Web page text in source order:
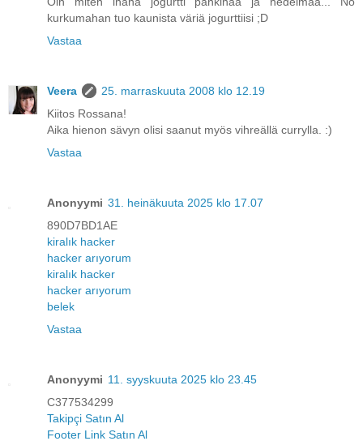
kurkumahan tuo kaunista väriä jogurttiisi ;D
Vastaa
Veera
25. marraskuuta 2008 klo 12.19
Kiitos Rossana!
Aika hienon sävyn olisi saanut myös vihreällä currylla. :)
Vastaa
Anonyymi 31. heinäkuuta 2025 klo 17.07
890D7BD1AE
kiralık hacker
hacker arıyorum
kiralık hacker
hacker arıyorum
belek
Vastaa
Anonyymi 11. syyskuuta 2025 klo 23.45
C377534299
Takipçi Satın Al
Footer Link Satın Al